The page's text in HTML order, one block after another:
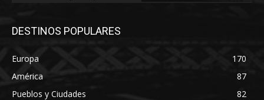
DESTINOS POPULARES
Europa
170
América
87
Pueblos y Ciudades
82